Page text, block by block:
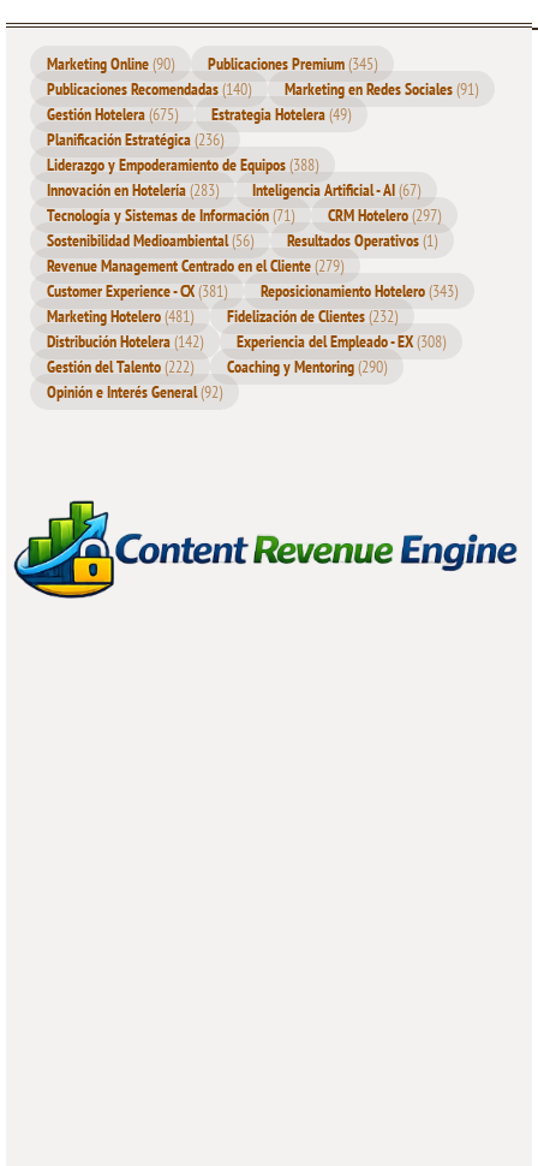
Marketing Online(90) Publicaciones Premium(345)
Publicaciones Recomendadas(140) Marketing en Redes Sociales(91)
Gestión Hotelera(675) Estrategia Hotelera(49)
Planificación Estratégica(236)
Liderazgo y Empoderamiento de Equipos(388)
Innovación en Hotelería(283) Inteligencia Artificial - AI(67)
Tecnología y Sistemas de Información(71) CRM Hotelero(297)
Sostenibilidad Medioambiental(56) Resultados Operativos(1)
Revenue Management Centrado en el Cliente(279)
Customer Experience - CX(381) Reposicionamiento Hotelero(343)
Marketing Hotelero(481) Fidelización de Clientes(232)
Distribución Hotelera(142) Experiencia del Empleado - EX(308)
Gestión del Talento(222) Coaching y Mentoring(290)
Opinión e Interés General(92)